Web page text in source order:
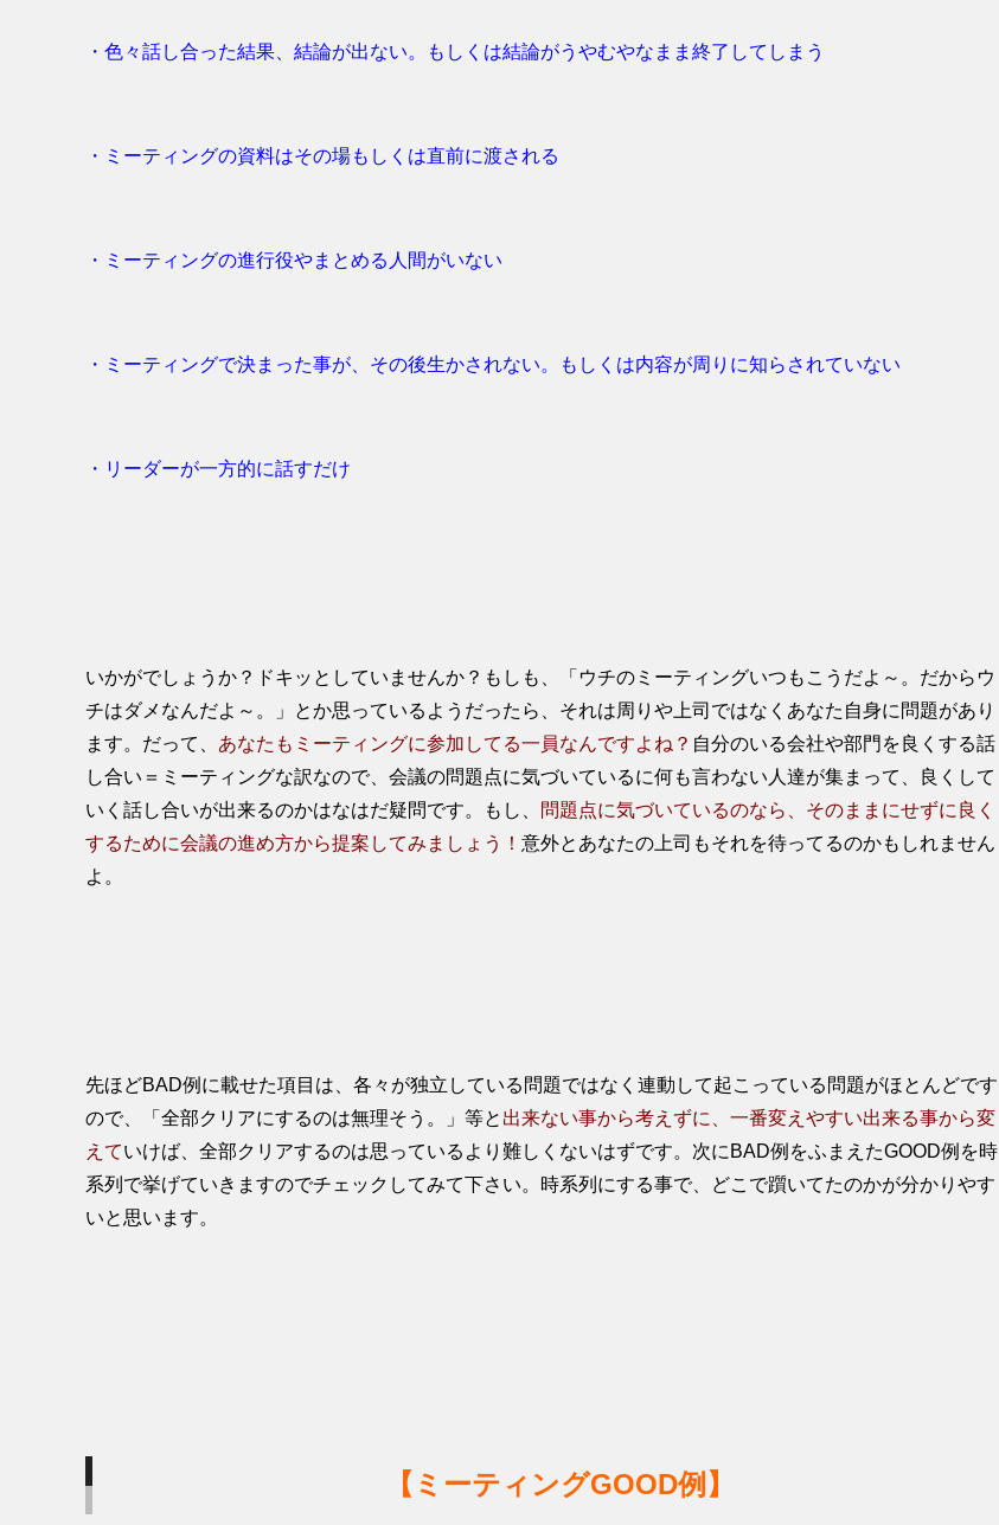
・色々話し合った結果、結論が出ない。もしくは結論がうやむやなまま終了してしまう
・ミーティングの資料はその場もしくは直前に渡される
・ミーティングの進行役やまとめる人間がいない
・ミーティングで決まった事が、その後生かされない。もしくは内容が周りに知らされていない
・リーダーが一方的に話すだけ
いかがでしょうか？ドキッとしていませんか？もしも、「ウチのミーティングいつもこうだよ～。だからウ
チはダメなんだよ～。」とか思っているようだったら、それは周りや上司ではなくあなた自身に問題があり
ます。だって、 あなたもミーティングに参加してる一員なんですよね？ 自分のいる会社や部門を良くする話
し合い＝ミーティングな訳なので、会議の問題点に気づいているに何も言わない人達が集まって、良くして
いく話し合いが出来るのかはなはだ疑問です。もし、
問題点に気づいているのなら、そのままにせずに良く
するために会議の進め方から提案してみましょう！ 意外とあなたの上司もそれを待ってるのかもしれません
よ。
先ほどBAD例に載せた項目は、各々が独立している問題ではなく連動して起こっている問題がほとんどです
ので、「全部クリアにするのは無理そう。」等と 出来ない事から考えずに、一番変えやすい出来る事から変
えていけば、全部クリアするのは思っているより難しくないはずです。次にBAD例をふまえたGOOD例を時
系列で挙げていきますのでチェックしてみて下さい。時系列にする事で、どこで躓いてたのかが分かりやす
いと思います。
【ミーティングGOOD例】